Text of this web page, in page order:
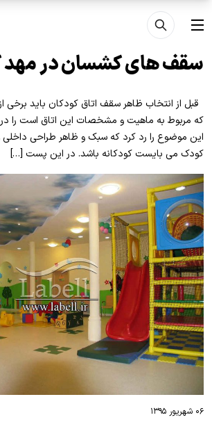
رفتن به محتوای اصلی
منو
سقف های کشسان در
قبل از انتخاب ظاهر سقف اتاق کودکان باید برخی
که مربوط به ماهیت و مشخصات این اتاق است را در
این موضوع را رد کرد که سبک و ظاهر طراحی
کودک می بایست کودکانه باشد. در این پست […]
۰۶ شهریور ۱۳۹۵